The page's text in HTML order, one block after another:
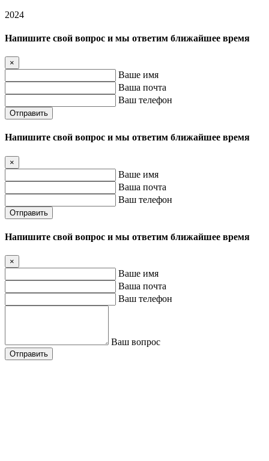
2024
Напишите свой вопрос и мы ответим ближайшее время
×
Ваше имя
Ваша почта
Ваш телефон
Отправить
Напишите свой вопрос и мы ответим ближайшее время
×
Ваше имя
Ваша почта
Ваш телефон
Отправить
Напишите свой вопрос и мы ответим ближайшее время
×
Ваше имя
Ваша почта
Ваш телефон
Ваш вопрос
Отправить